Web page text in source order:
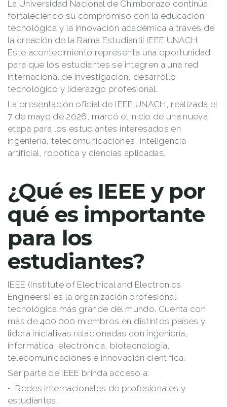
La Universidad Nacional de Chimborazo continúa
fortaleciendo su compromiso con la educación
tecnológica y la innovación académica a través de
la creación de la Rama Estudiantil IEEE UNACH.
Este acontecimiento representa una oportunidad
para que los estudiantes se integren a una red
internacional de investigación, desarrollo
tecnológico y liderazgo profesional.
La presentación oficial de IEEE UNACH, realizada el
7 de mayo de 2026, marcó el inicio de una nueva
etapa para los estudiantes interesados en
ingeniería, telecomunicaciones, inteligencia
artificial, robótica y ciencias aplicadas.
¿Qué es IEEE y por
qué es importante
para los
estudiantes?
IEEE (Institute of Electrical and Electronics
Engineers) es la organización profesional
tecnológica más grande del mundo. Cuenta con
más de 400.000 miembros en distintos países y
lidera iniciativas relacionadas con ingeniería,
informática, electrónica, biotecnología,
telecomunicaciones e innovación científica.
Ser parte de IEEE brinda acceso a:
Redes internacionales de profesionales y
estudiantes.